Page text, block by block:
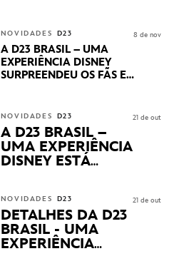
STUDIOS REVELARAM
PRÉVIAS E NOVIDADES
DOS SEUS PRÓXIMOS
LANÇAMENTOS
NOVIDADES D23
A D23 BRASIL – UMA
EXPERIÊNCIA DISNEY
SURPREENDEU OS FÃS EM
APRESENTAÇÕES E
PRODUTOS EXCLUSIVOS
NO TRANSAMÉRICA EXPO
CENTER EM SÃO PAULO
8 de nov
NOVIDADES D23
A D23 BRASIL –
UMA EXPERIÊNCIA
DISNEY ESTÁ
21 de out
NOVIDADES D23
DETALHES DA D23
BRASIL - UMA
EXPERIÊNCIA
21 de out